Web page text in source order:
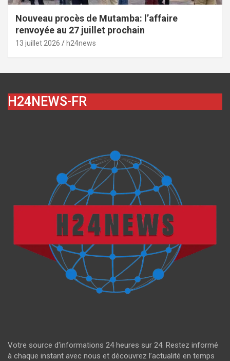
Nouveau procès de Mutamba: l’affaire
renvoyée au 27 juillet prochain
13 juillet 2026 h24news
H24NEWS-FR
Votre source d'informations 24 heures sur 24. Restez informé
à chaque instant avec nous et découvrez l’actualité en temps